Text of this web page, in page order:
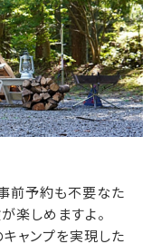
前予約も不要なた
楽しめますよ。
ャンプを実現した